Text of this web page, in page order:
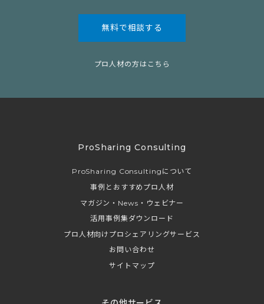
無料で相談する
プロ人材の方はこちら
ProSharing Consulting
ProSharing Consultingについて
事例とおすすめプロ人材
マガジン・News・ウェビナー
活用事例集ダウンロード
プロ人材向けプロシェアリングサービス
お問い合わせ
サイトマップ